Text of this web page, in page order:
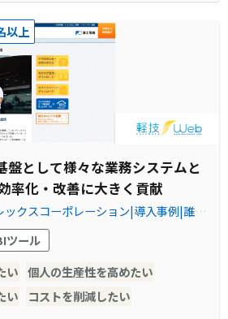
以上
盤として様々な業務システムと
率化・改善に大きく貢献
ックスコーポレーション|導入事例|誰で
ツール
い 個人の生産性を高めたい
い
コストを削減したい